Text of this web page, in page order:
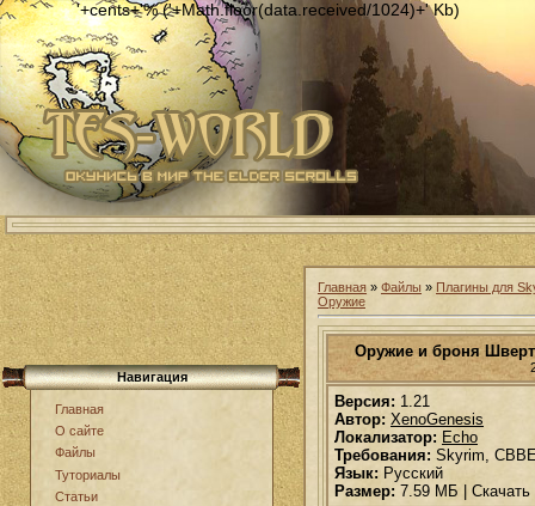
Навигация
Главная
О сайте
Файлы
Туториалы
Статьи
Главная » Файлы » Плагины для
Оружие
Оружие и броня
Версия: 1.21
Автор: XenoGenesis
Локализатор: Echo
Требования: Skyrim,
Язык: Русский
Размер: 7.59 МБ | Скачать
'+cents+'% ('+Math.floor(data.received/1024)+' Kb)